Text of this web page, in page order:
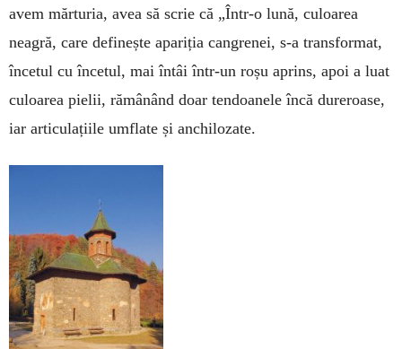
avem mărturia, avea să scrie că „Într-o lună, culoarea
neagră, care definește apariția cangrenei, s-a transformat,
încetul cu încetul, mai întâi într-un roșu aprins, apoi a luat
culoarea pielii, rămânând doar tendoanele încă dureroase,
iar articulațiile umflate și anchilozate.